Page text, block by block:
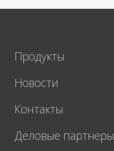
Продукты
Новости
Контакты
Деловые партнеры